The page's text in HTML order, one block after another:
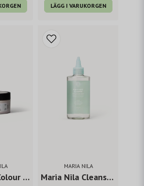
LÄGG I VARUKORGEN
Maria Nila Colour Refresh Cool Cream 100 ml
MARIA NILA
Maria Nila Cleanse Exfoliating serum 150 ml